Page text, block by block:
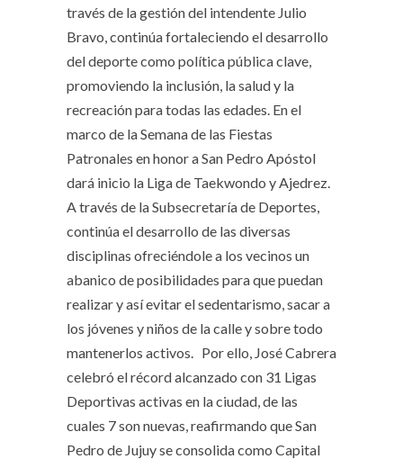
través de la gestión del intendente Julio
Bravo, continúa fortaleciendo el desarrollo
del deporte como política pública clave,
promoviendo la inclusión, la salud y la
recreación para todas las edades. En el
marco de la Semana de las Fiestas
Patronales en honor a San Pedro Apóstol
dará inicio la Liga de Taekwondo y Ajedrez.
A través de la Subsecretaría de Deportes,
continúa el desarrollo de las diversas
disciplinas ofreciéndole a los vecinos un
abanico de posibilidades para que puedan
realizar y así evitar el sedentarismo, sacar a
los jóvenes y niños de la calle y sobre todo
mantenerlos activos. Por ello, José Cabrera
celebró el récord alcanzado con 31 Ligas
Deportivas activas en la ciudad, de las
cuales 7 son nuevas, reafirmando que San
Pedro de Jujuy se consolida como Capital